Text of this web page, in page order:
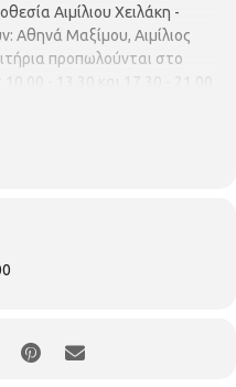
Αιμίλιου Χειλάκη -
Αθηνά Μαξίμου, Αιμίλιος
προπωλούνται στο
- 13.30 και 17.30 - 21.00